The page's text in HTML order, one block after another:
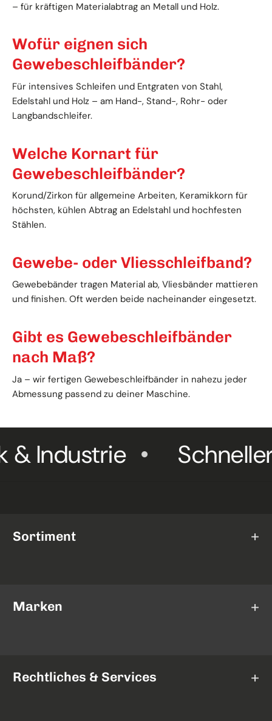
– für kräftigen Materialabtrag an Metall und Holz.
Wofür eignen sich
Gewebeschleifbänder?
Für intensives Schleifen und Entgraten von Stahl,
Edelstahl und Holz – am Hand-, Stand-, Rohr- oder
Langbandschleifer.
Welche Kornart für
Gewebeschleifbänder?
Korund/Zirkon für allgemeine Arbeiten, Keramikkorn für
höchsten, kühlen Abtrag an Edelstahl und hochfesten
Stählen.
Gewebe- oder Vliesschleifband?
Gewebebänder tragen Material ab, Vliesbänder mattieren
und finishen. Oft werden beide nacheinander eingesetzt.
Gibt es Gewebeschleifbänder
nach Maß?
Ja – wir fertigen Gewebeschleifbänder in nahezu jeder
Abmessung passend zu deiner Maschine.
Schneller
Sortiment
Trennscheiben
Schleifrollen
Marken
Mirka
Rechtliches & Services